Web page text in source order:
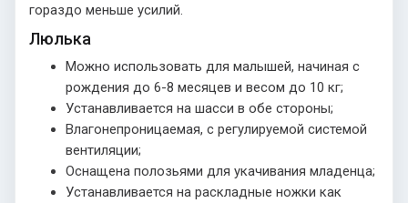
гораздо меньше усилий.
Люлька
Можно использовать для малышей, начиная с
рождения до 6-8 месяцев и весом до 10 кг;
Устанавливается на шасси в обе стороны;
Влагонепроницаемая, с регулируемой системой
вентиляции;
Оснащена полозьями для укачивания младенца;
Устанавливается на раскладные ножки как